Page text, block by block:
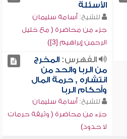
الأسئلة
للشيخ: أسامة سليمان
جزء من محاضرة ( مع خليل
الرحمن إبراهيم [3])
الفهرس:المخرج
من الربا والحد من
انتشاره , حرمة المال
وأحكام الربا
للشيخ: أسامة سليمان
جزء من محاضرة ( وثيقة حرمات
لا حدود)